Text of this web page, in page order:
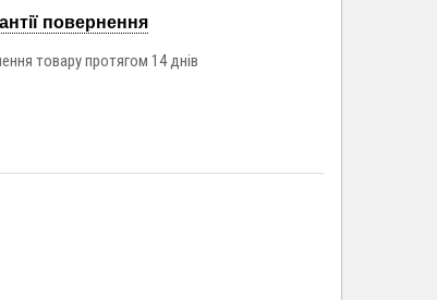
повернення
товару протягом 14 днів